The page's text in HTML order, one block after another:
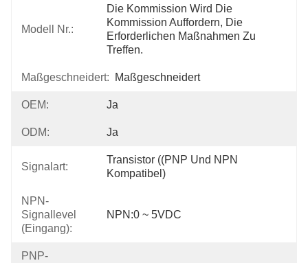
Modell Nr.:
Die Kommission Wird Die
Kommission Auffordern, Die
Erforderlichen Maßnahmen Zu
Treffen.
Maßgeschneidert: Maßgeschneidert
OEM: Ja
ODM: Ja
Signalart:
Transistor ((PNP Und NPN
Kompatibel)
NPN-
Signallevel
(Eingang):
NPN:0 ~ 5VDC
PNP-